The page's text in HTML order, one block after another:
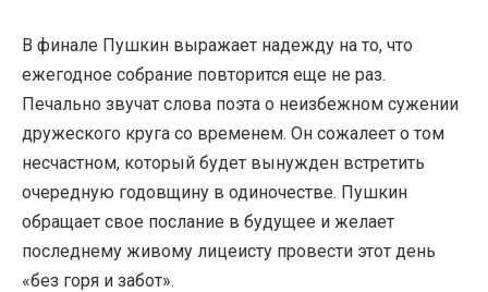
В финале Пушкин выражает надежду на то, что
ежегодное собрание повторится еще не раз.
Печально звучат слова поэта о неизбежном сужении
дружеского круга со временем. Он сожалеет о том
несчастном, который будет вынужден встретить
очередную годовщину в одиночестве. Пушкин
обращает свое послание в будущее и желает
последнему живому лицеисту провести этот день
«без горя и забот».